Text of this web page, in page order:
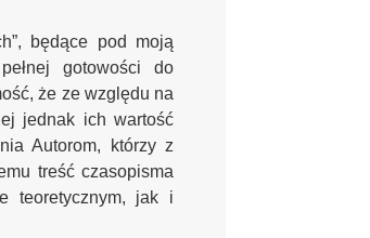
będące pod moją
gotowości do
że ze względu na
jednak ich wartość
Autorom, którzy z
treść czasopisma
teoretycznym, jak i